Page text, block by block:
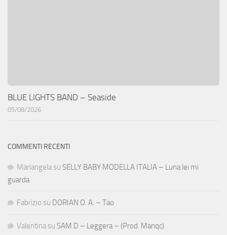
BLUE LIGHTS BAND – Seaside
05/08/2026
COMMENTI RECENTI
Mariangela su SELLY BABY MODELLA ITALIA – Luna lei mi
guarda
Fabrizio su DORIAN O. A. – Tao
Valentina su SAM D – Leggera – (Prod. Manqc)